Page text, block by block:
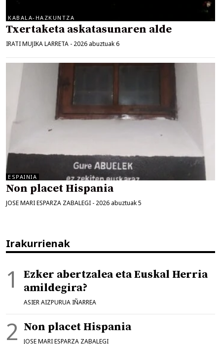
KABALA-HAZKUNTZA
Txertaketa askatasunaren alde
IRATI MUJIKA LARRETA - 2026 abuztuak 6
ESPAINIA
Non placet Hispania
JOSE MARI ESPARZA ZABALEGI - 2026 abuztuak 5
Irakurrienak
Ezker abertzalea eta Euskal Herria
amildegira?
ASIER AIZPURUA IÑARREA
Non placet Hispania
JOSE MARI ESPARZA ZABALEGI